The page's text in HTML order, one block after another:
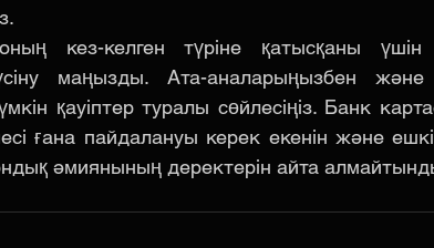
кез-келген түріне қатысқаны үшін
маңызды. Ата-аналарыңызбен және
қауіптер туралы сөйлесіңіз. Банк
ғана пайдалануы керек екенін және
әмиянының деректерін айта